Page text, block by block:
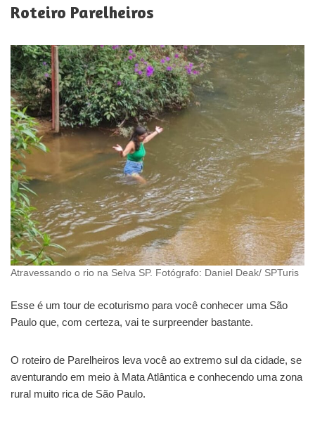
Roteiro Parelheiros
Atravessando o rio na Selva SP. Fotógrafo: Daniel Deak/ SPTuris
Esse é um tour de ecoturismo para você conhecer uma São
Paulo que, com certeza, vai te surpreender bastante.
O roteiro de Parelheiros leva você ao extremo sul da cidade, se
aventurando em meio à Mata Atlântica e conhecendo uma zona
rural muito rica de São Paulo.